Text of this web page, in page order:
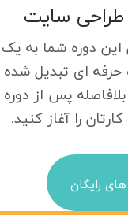
طراحی سایت
این دوره شما به یک
ای تبدیل شده
پس از دوره
را آغاز کنید.
رایگان